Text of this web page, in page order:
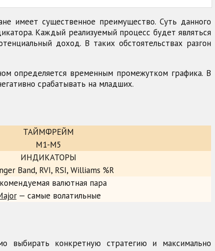
имеет существенное преимущество. Суть данного
Каждый реализуемый процесс будет являться
доход. В таких обстоятельствах разгон
определяется временным промежутком графика. В
срабатывать на младших.
ТАЙМФРЕЙМ
M1-M5
ИНДИКАТОРЫ
Band, RVI, RSI, Williams %R
валютная пара
— самые волатильные
выбирать конкретную стратегию и максимально